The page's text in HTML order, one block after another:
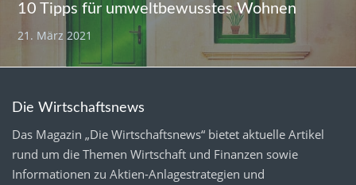
10 Tipps für umweltbewusstes Wohnen
21. März 2021
Die Wirtschaftsnews
Das Magazin „Die Wirtschaftsnews“ bietet aktuelle Artikel
rund um die Themen Wirtschaft und Finanzen sowie
Informationen zu Aktien-Anlagestrategien und